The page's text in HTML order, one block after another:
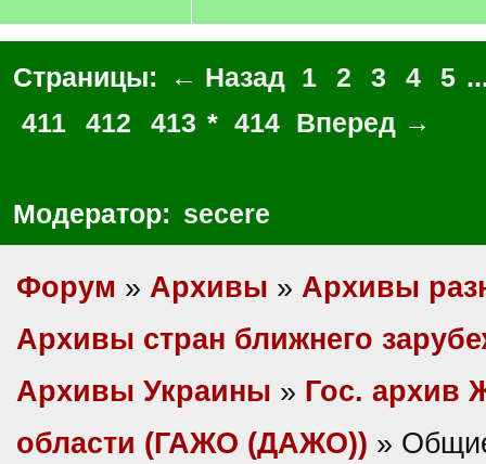
Страницы: ← Назад 1 2 3 4 5
411
412 413 * 414 Вперед →
Модератор: secere
Форум » Архивы » Архивы
Архивы стран ближнего
Архивы Украины » Гос. архив
области (ГАЖО (ДАЖО)) »